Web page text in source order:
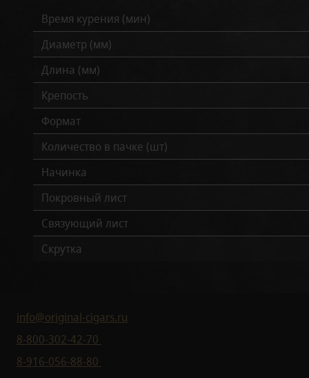
Время курения (мин)
Диаметр (мм)
Длина (мм)
Крепость
Формат
Количество в пачке (шт)
Начинка
Покровный лист
Связующий лист
Скрутка
info@original-cigars.ru
8-800-302-42-70
8-916-056-88-80